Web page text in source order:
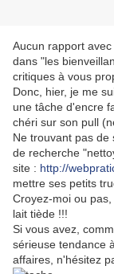
Aucun rapport
dans "les
critiques à vous
Donc, hier, je me
une tâche d'encre
chéri sur son pull
Ne trouvant pas
de recherche
site : http://
mettre ses petits
Croyez-moi ou
lait tiède !!!
Si vous avez,
sérieuse tendance
affaires, n'hésitez